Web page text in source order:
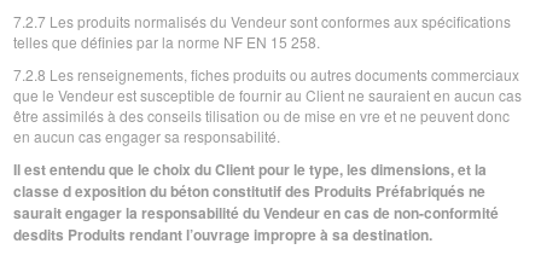
7.2.7 Les produits normalisés du Vendeur sont conformes aux spécifications
telles que définies par la norme NF EN 15 258.
7.2.8 Les renseignements, fiches produits ou autres documents commerciaux
que le Vendeur est susceptible de fournir au Client ne sauraient en aucun cas
être assimilés à des conseils tilisation ou de mise en vre et ne peuvent donc
en aucun cas engager sa responsabilité.
Il est entendu que le choix du Client pour le type, les dimensions, et la
classe d exposition du béton constitutif des Produits Préfabriqués ne
saurait engager la responsabilité du Vendeur en cas de non-conformité
desdits Produits rendant l’ouvrage impropre à sa destination.